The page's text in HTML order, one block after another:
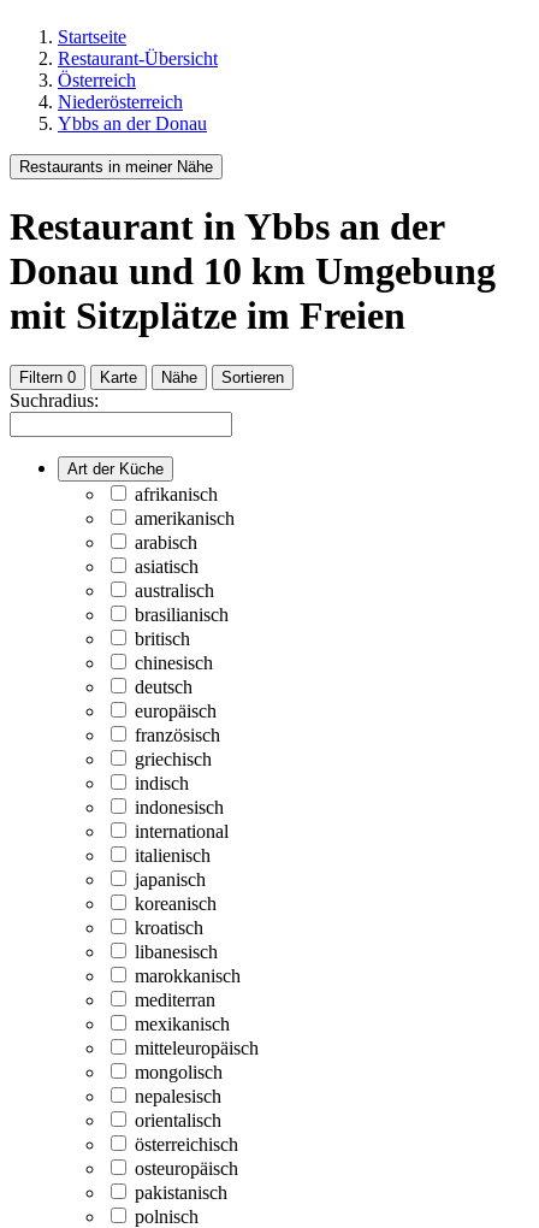
Startseite
Restaurant-Übersicht
Österreich
Niederösterreich
Ybbs an der Donau
Restaurants in meiner Nähe
Restaurant in Ybbs an der
Donau und 10 km Umgebung
mit Sitzplätze im Freien
Filtern 0 Karte Nähe Sortieren
Suchradius:
Art der Küche
afrikanisch
amerikanisch
arabisch
asiatisch
australisch
brasilianisch
britisch
chinesisch
deutsch
europäisch
französisch
griechisch
indisch
indonesisch
international
italienisch
japanisch
koreanisch
kroatisch
libanesisch
marokkanisch
mediterran
mexikanisch
mitteleuropäisch
mongolisch
nepalesisch
orientalisch
österreichisch
osteuropäisch
pakistanisch
polnisch